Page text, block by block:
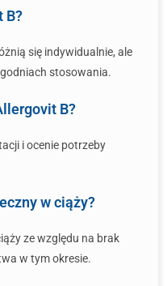
B?
się indywidualnie, ale
stosowania.
B?
i ocenie potrzeby
w ciąży?
ze względu na brak
w tym okresie.